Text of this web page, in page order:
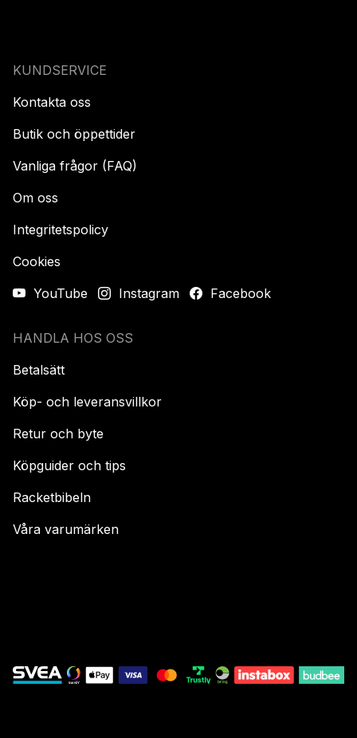
KUNDSERVICE
Kontakta oss
Butik och öppettider
Vanliga frågor (FAQ)
Om oss
Integritetspolicy
Cookies
YouTube
Instagram Facebook
HANDLA HOS OSS
Betalsätt
Köp- och leveransvillkor
Retur och byte
Köpguider och tips
Racketbibeln
Våra varumärken